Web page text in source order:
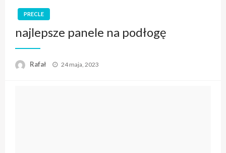
PRECLE
najlepsze panele na podłogę
Rafał
Opublikowane
24 maja, 2023